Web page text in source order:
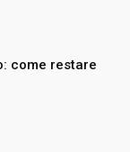
come restare